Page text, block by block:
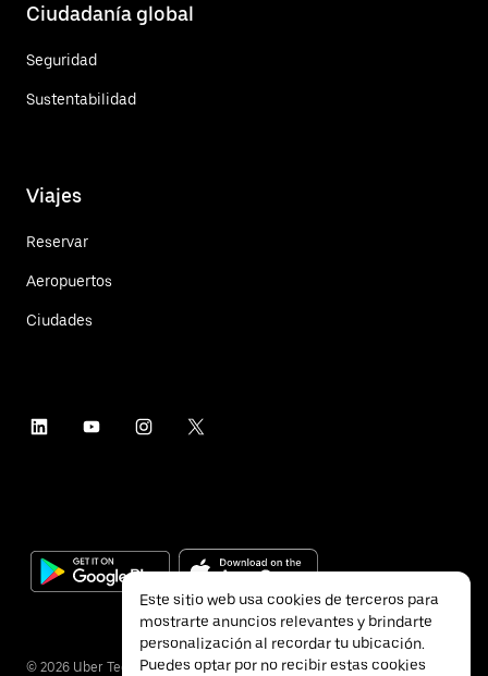
Ciudadanía global
Seguridad
Sustentabilidad
Viajes
Reservar
Aeropuertos
Ciudades
© 2026 Uber Technologies Inc.
Este sitio web usa cookies de terceros para
mostrarte anuncios relevantes y brindarte
personalización al recordar tu ubicación.
Puedes optar por no recibir estas cookies